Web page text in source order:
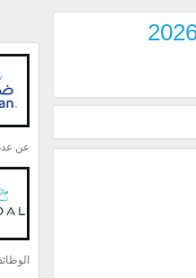
عن
الوظائف